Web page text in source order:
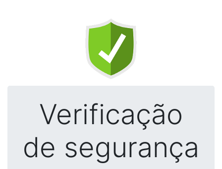
Verificação
de segurança